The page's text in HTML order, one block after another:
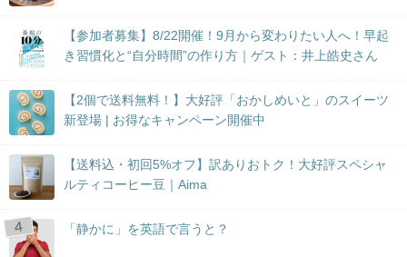
【参加者募集】8/22開催！9月から変わりたい人へ！早起
き習慣化と“自分時間”の作り方｜ゲスト：井上皓史さん
【2個で送料無料！】大好評「おかしめいと」のスイーツ
新登場 | お得なキャンペーン開催中
【送料込・初回5%オフ】訳ありおトク！大好評スペシャ
ルティコーヒー豆｜Aima
「静かに」を英語で言うと？